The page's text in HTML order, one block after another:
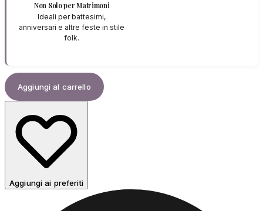
Non Solo per Matrimoni
Ideali per battesimi,
anniversari e altre feste in stile
folk.
Aggiungi al carrello
Aggiungi ai preferiti